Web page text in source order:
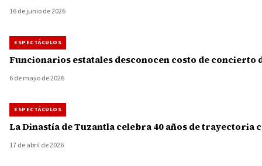
16 de junio de 2026
ESPECTÁCULOS
Funcionarios estatales desconocen costo de concierto
6 de mayo de 2026
ESPECTÁCULOS
La Dinastía de Tuzantla celebra 40 años de trayectoria
17 de abril de 2026